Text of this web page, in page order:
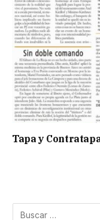
Tapa y